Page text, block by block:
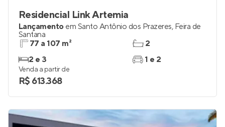
Residencial Link Artemia
Lançamento em Santo Antônio dos Prazeres, Feira de
Santana
77 a 107 m²
2 e 3
2
1 e 2
Venda a partir de
R$ 613.368